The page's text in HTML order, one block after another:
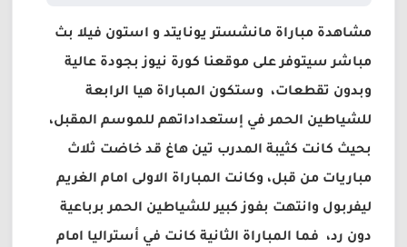
مشاهدة مباراة مانشستر يونايتد و استون فيلا بث
مباشر سيتوفر على موقعنا كورة نيوز بجودة عالية
وبدون تقطعات، وستكون المباراة هيا الرابعة
للشياطين الحمر في إستعداداتهم للموسم المقبل،
بحيث كانت كثيبة المدرب تين هاغ قد خاضت ثلاث
مباريات من قبل، وكانت المباراة الاولى امام الغريم
ليفربول وانتهت بفوز كبير للشياطين الحمر برباعية
دون رد، فما المباراة الثانية كانت في أستراليا امام